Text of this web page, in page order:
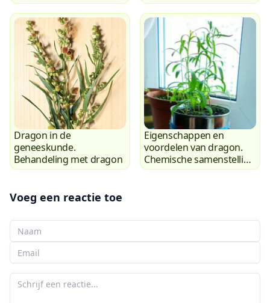
Dragon in de
geneeskunde.
Behandeling met dragon
Eigenschappen en
voordelen van dragon.
Chemische samenstelling
van dragon
Voeg een reactie toe
Uw naam
Uw e-mail
Uw reactie